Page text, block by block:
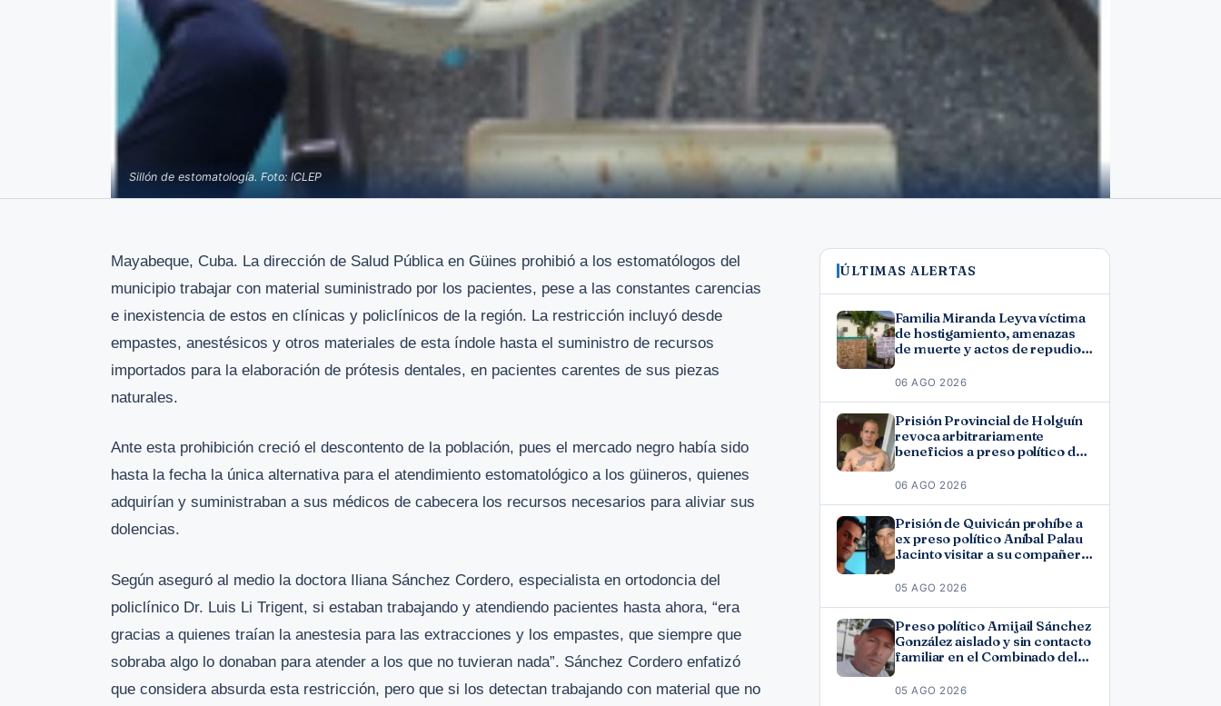
Sillón de estomatología. Foto: ICLEP
Mayabeque, Cuba. La dirección de Salud Pública en Güines prohibió a los estomatólogos del
municipio trabajar con material suministrado por los pacientes, pese a las constantes carencias
e inexistencia de estos en clínicas y policlínicos de la región. La restricción incluyó desde
empastes, anestésicos y otros materiales de esta índole hasta el suministro de recursos
importados para la elaboración de prótesis dentales, en pacientes carentes de sus piezas
naturales.
Ante esta prohibición creció el descontento de la población, pues el mercado negro había sido
hasta la fecha la única alternativa para el atendimiento estomatológico a los güineros, quienes
adquirían y suministraban a sus médicos de cabecera los recursos necesarios para aliviar sus
dolencias.
Según aseguró al medio la doctora Iliana Sánchez Cordero, especialista en ortodoncia del
policlínico Dr. Luis Li Trigent, si estaban trabajando y atendiendo pacientes hasta ahora, “era
gracias a quienes traían la anestesia para las extracciones y los empastes, que siempre que
sobraba algo lo donaban para atender a los que no tuvieran nada”. Sánchez Cordero enfatizó
que considera absurda esta restricción, pero que si los detectan trabajando con material que no
ÚLTIMAS ALERTAS
Familia Miranda Leyva víctima
de hostigamiento, amenazas
de muerte y actos de repudio
06 AGO 2026
Prisión Provincial de Holguín
revoca arbitrariamente
beneficios a preso político del
06 AGO 2026
Prisión de Quivicán prohíbe a
ex preso político Aníbal Palau
Jacinto visitar a su compañero
Fonseca
05 AGO 2026
Preso político Amijail Sánchez
González aislado y sin contacto
familiar en el Combinado del
05 AGO 2026